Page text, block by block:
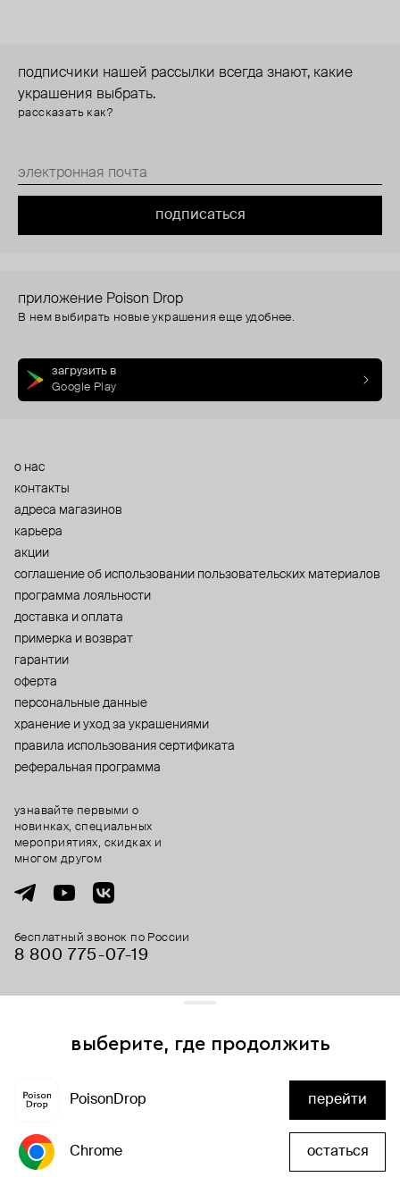
подписчики нашей рассылки всегда знают, какие
украшения выбрать.
рассказать как?
подписаться
приложение Poison Drop
В нем выбирать новые украшения еще удобнее.
загрузить в
Google Play
о нас
контакты
адреса магазинов
карьера
акции
cоглашение об использовании пользовательских материалов
программа лояльности
доставка и оплата
примерка и возврат
гарантии
оферта
персональные данные
хранение и уход за украшениями
правила использования сертификата
реферальная программа
бесплатный звонок по России
8 800 775⁠-07⁠-19
узнавайте первыми о
новинках, специальных
мероприятиях, скидках и
многом другом
выберите, где продолжить
PoisonDrop перейти
Chrome остаться
и сервисы аналитики. Продолжая его использование,
вы соглашаетесь с нашим